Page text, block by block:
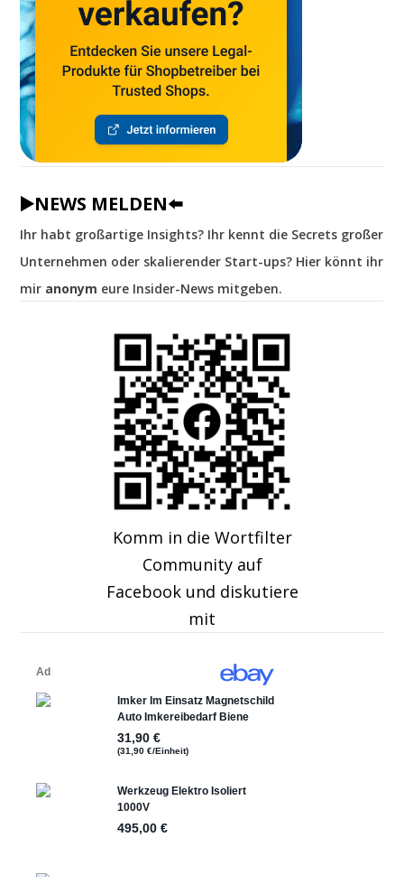
▶️NEWS MELDEN⬅️
Ihr habt großartige Insights? Ihr kennt die Secrets großer
Unternehmen oder skalierender Start-ups? Hier könnt ihr
mir anonym eure Insider-News mitgeben.
Komm in die Wortfilter
Community auf
Facebook und diskutiere
mit